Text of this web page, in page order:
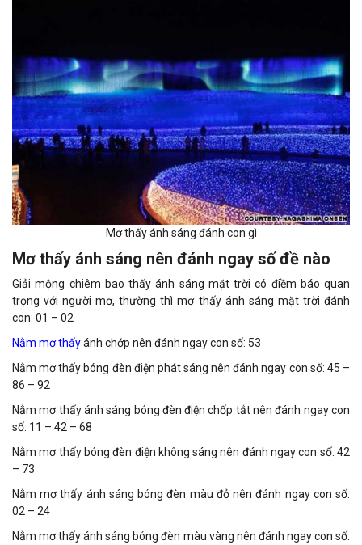
Mơ thấy ánh sáng đánh con gì
Mơ thấy ánh sáng nên đánh ngay số đề nào
Giải mộng chiêm bao thấy ánh sáng mặt trời có điềm báo quan
trọng với người mơ, thường thì mơ thấy ánh sáng mặt trời đánh
con: 01 – 02
Nằm mơ thấyánh chớp nên đánh ngay con số: 53
Nằm mơ thấy bóng đèn điện phát sáng nên đánh ngay con số: 45 –
86 – 92
Nằm mơ thấy ánh sáng bóng đèn điện chốp tắt nên đánh ngay con
số: 11 – 42 – 68
Nằm mơ thấy bóng đèn điện không sáng nên đánh ngay con số: 42
– 73
Nằm mơ thấy ánh sáng bóng đèn màu đỏ nên đánh ngay con số:
02 – 24
Nằm mơ thấy ánh sáng bóng đèn màu vàng nên đánh ngay con số: